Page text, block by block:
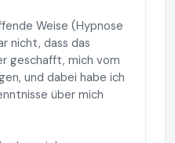
Weise (Hypnose
nicht, dass das
geschafft, mich vom
und dabei habe ich
über mich